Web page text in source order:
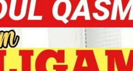
ISTIDLAL BATIL VS ISTIDLAL SYAR’I
HUKUM MEMBAYAR ZAKAT KEPADA